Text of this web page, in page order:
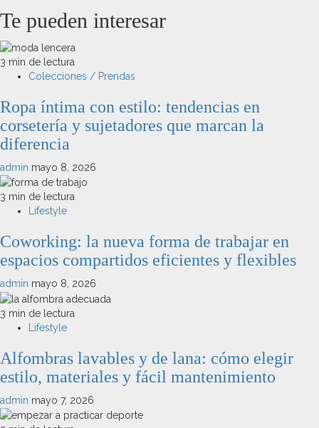
Te pueden interesar
3 min de lectura
Colecciones / Prendas
Ropa íntima con estilo: tendencias en
corsetería y sujetadores que marcan la
diferencia
admin mayo 8, 2026
3 min de lectura
Lifestyle
Coworking: la nueva forma de trabajar en
espacios compartidos eficientes y flexibles
admin mayo 8, 2026
3 min de lectura
Lifestyle
Alfombras lavables y de lana: cómo elegir
estilo, materiales y fácil mantenimiento
admin mayo 7, 2026